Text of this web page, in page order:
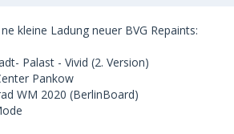
kleine Ladung neuer BVG Repaints:
Palast - Vivid (2. Version)
Pankow
WM 2020 (BerlinBoard)